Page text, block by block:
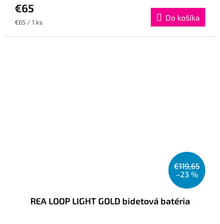
€65
Jednotková
€65 / 1 ks Do košíka
€119,65
–23 %
REA LOOP LIGHT GOLD bidetová batéria